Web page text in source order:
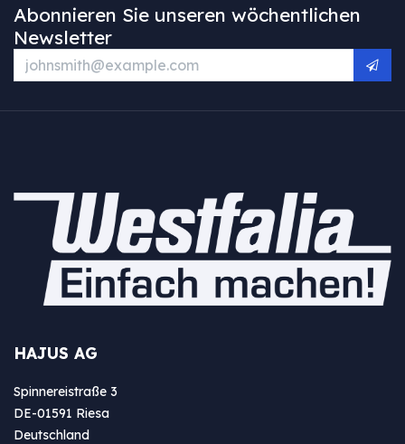
Abonnieren Sie unseren wöchentlichen
Newsletter
HAJUS AG
Spinnereistraße 3
DE-01591 Riesa
Deutschland